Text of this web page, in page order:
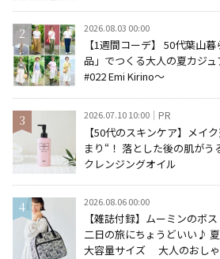
2026.08.03 00:00
【1週間コーデ】 50代葉山
品」でつくる大人の夏カジ
#022 Emi Kirino～
2026.07.10 10:00 PR
【50代のスキンケア】メイ
まり“！ 落とした後の肌が
クレンジングオイル
2026.08.06 00:00
【雑誌付録】ムーミンのボ
二日の旅にちょうどいい♪
大容量サイズ 大人のおし